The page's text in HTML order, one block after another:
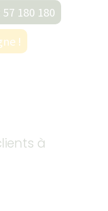
180 180
!
à